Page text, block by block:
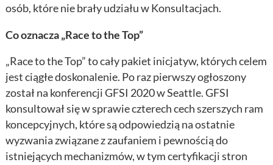
osób, które nie brały udziału w Konsultacjach.
Co oznacza „Race to the Top”
„Race to the Top” to cały pakiet inicjatyw, których celem
jest ciągłe doskonalenie. Po raz pierwszy ogłoszony
został na konferencji GFSI 2020 w Seattle. GFSI
konsultował się w sprawie czterech cech szerszych ram
koncepcyjnych, które są odpowiedzią na ostatnie
wyzwania związane z zaufaniem i pewnością do
istniejących mechanizmów, w tym certyfikacji stron